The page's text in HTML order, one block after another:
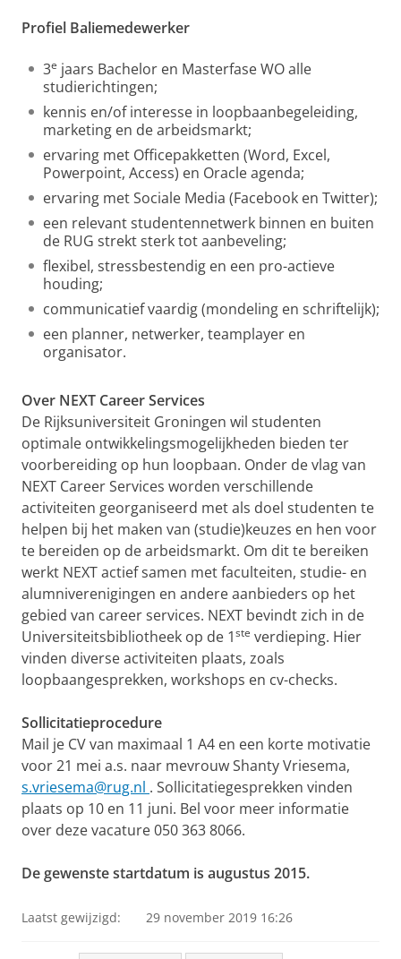
Profiel Baliemedewerker
3e jaars Bachelor en Masterfase WO alle
studierichtingen;
kennis en/of interesse in loopbaanbegeleiding,
marketing en de arbeidsmarkt;
ervaring met Officepakketten (Word, Excel,
Powerpoint, Access) en Oracle agenda;
ervaring met Sociale Media (Facebook en Twitter);
een relevant studentennetwerk binnen en buiten
de RUG strekt sterk tot aanbeveling;
flexibel, stressbestendig en een pro-actieve
houding;
communicatief vaardig (mondeling en schriftelijk);
een planner, netwerker, teamplayer en
organisator.
Over NEXT Career Services
De Rijksuniversiteit Groningen wil studenten
optimale ontwikkelingsmogelijkheden bieden ter
voorbereiding op hun loopbaan. Onder de vlag van
NEXT Career Services worden verschillende
activiteiten georganiseerd met als doel studenten te
helpen bij het maken van (studie)keuzes en hen voor
te bereiden op de arbeidsmarkt. Om dit te bereiken
werkt NEXT actief samen met faculteiten, studie- en
alumniverenigingen en andere aanbieders op het
gebied van career services. NEXT bevindt zich in de
Universiteitsbibliotheek op de 1ste verdieping. Hier
vinden diverse activiteiten plaats, zoals
loopbaangesprekken, workshops en cv-checks.
Sollicitatieprocedure
Mail je CV van maximaal 1 A4 en een korte motivatie
voor 21 mei a.s. naar mevrouw Shanty Vriesema,
s.vriesema@rug.nl . Sollicitatiegesprekken vinden
plaats op 10 en 11 juni. Bel voor meer informatie
over deze vacature 050 363 8066.
De gewenste startdatum is augustus 2015.
Laatst gewijzigd: 29 november 2019 16:26